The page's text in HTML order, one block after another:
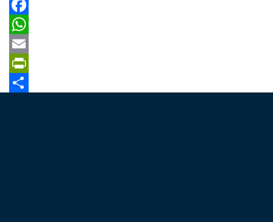
Facebook
WhatsApp
Email
PrintFriendly